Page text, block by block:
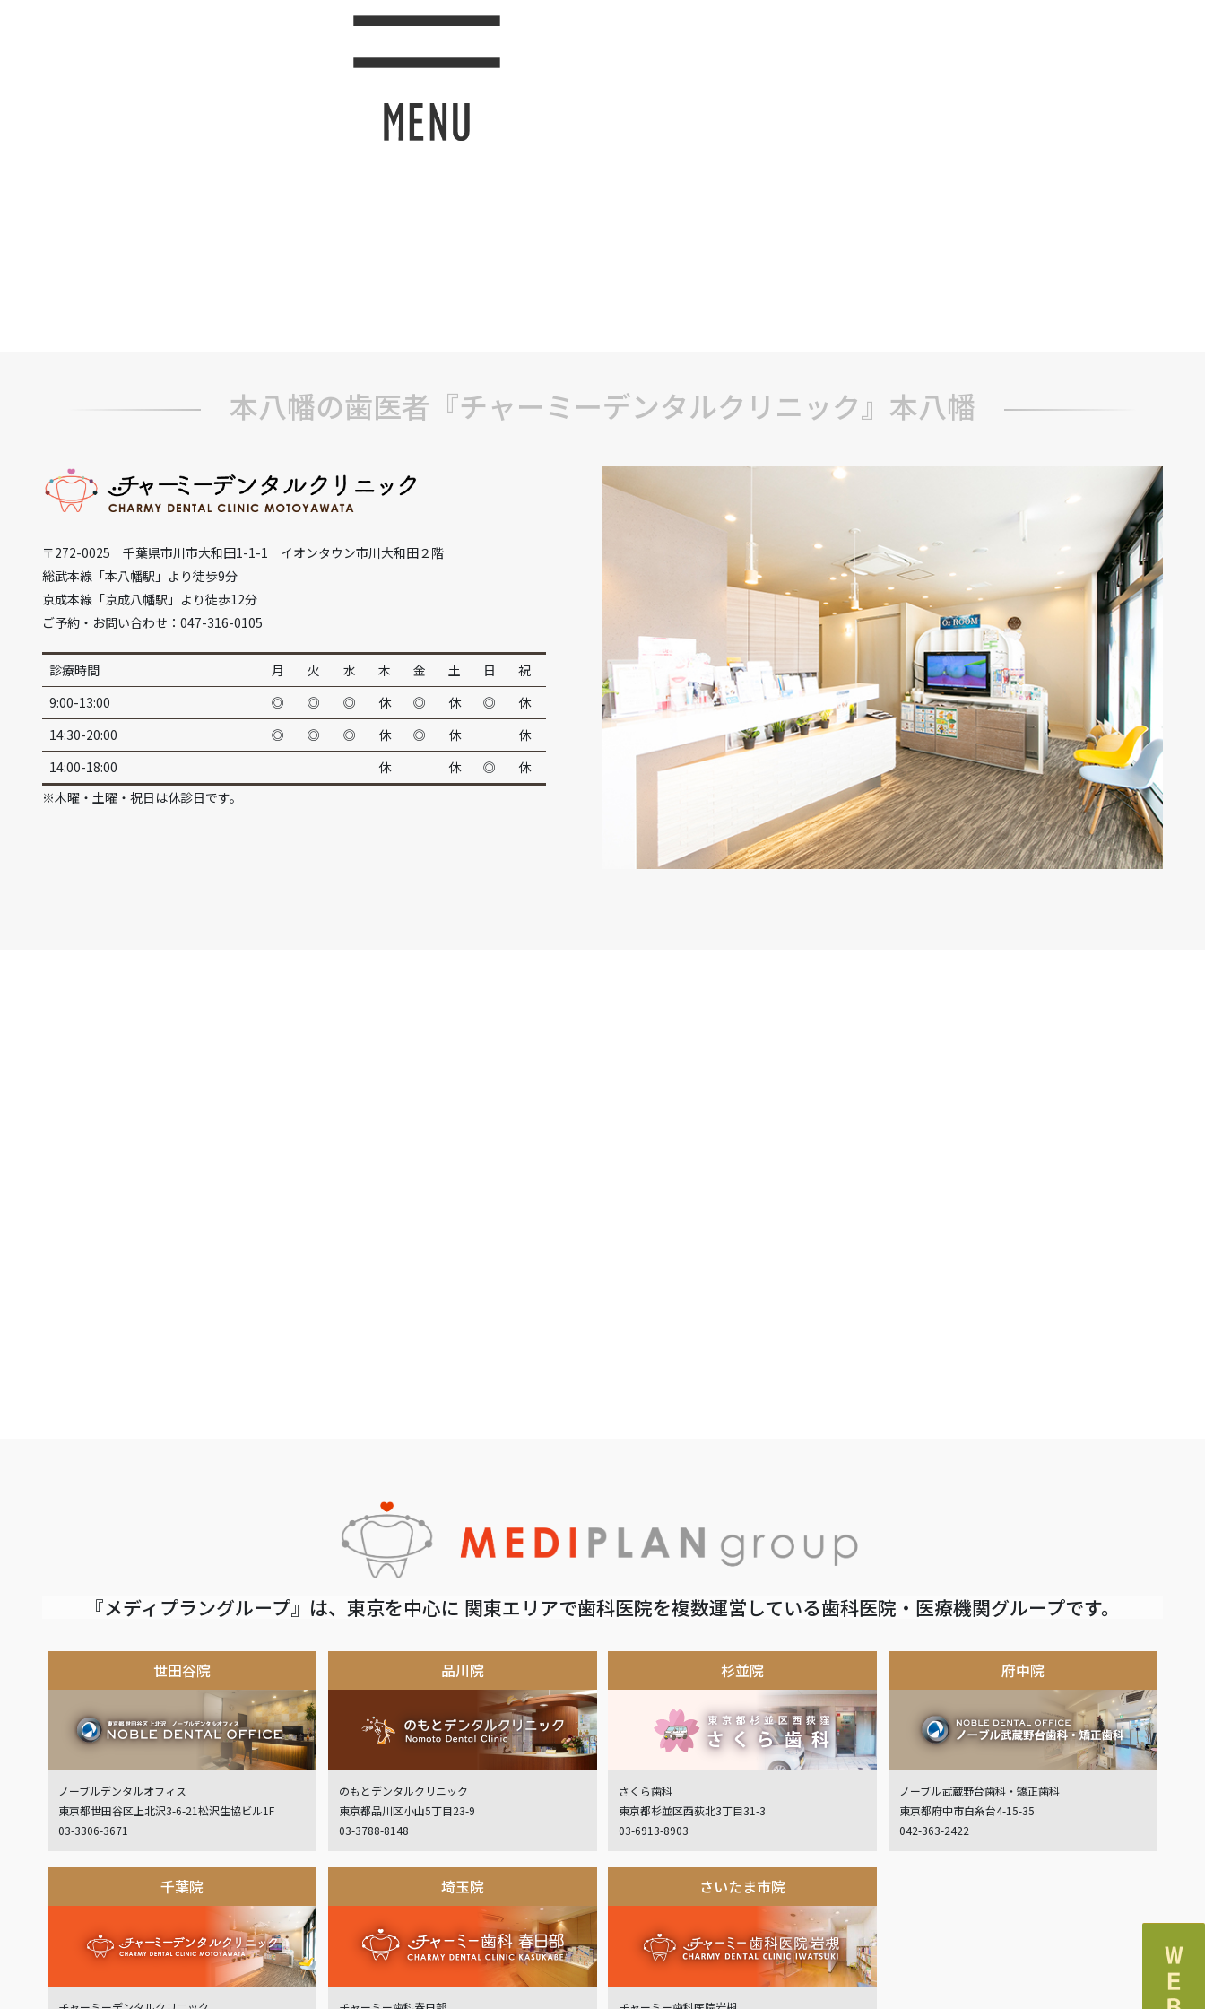
本八幡の歯医者『チャーミーデンタルクリニック』本八幡
〒272-0025 千葉県市川市大和田1-1-1 イオンタウン市川大和田２階
総武本線「本八幡駅」より徒歩9分
京成本線「京成八幡駅」より徒歩12分
ご予約・お問い合わせ：047-316-0105
診療時間 月 火 水 木 金 土 日
祝
9:00-13:00
◎ ◎ ◎ 休 ◎ 休 ◎
休
14:30-20:00
◎ ◎ ◎ 休 ◎ 休
休
14:00-18:00
休 休 ◎
休
※木曜・土曜・祝日は休診日です。
『メディプラングループ』は、東京を中心に 関東エリアで歯科医院を複数運営している歯科医院・医療機関グループです。
世田谷院
ノーブルデンタルオフィス
東京都世田谷区上北沢3-6-21松沢生協ビル1F
03-3306-3671
品川院
のもとデンタルクリニック
東京都品川区小山5丁目23-9
03-3788-8148
杉並院
さくら歯科
東京都杉並区西荻北3丁目31-3
03-6913-8903
府中院
ノーブル武蔵野台歯科・矯正歯科
東京都府中市白糸台4-15-35
042-363-2422
千葉院 埼玉院 さいたま市院